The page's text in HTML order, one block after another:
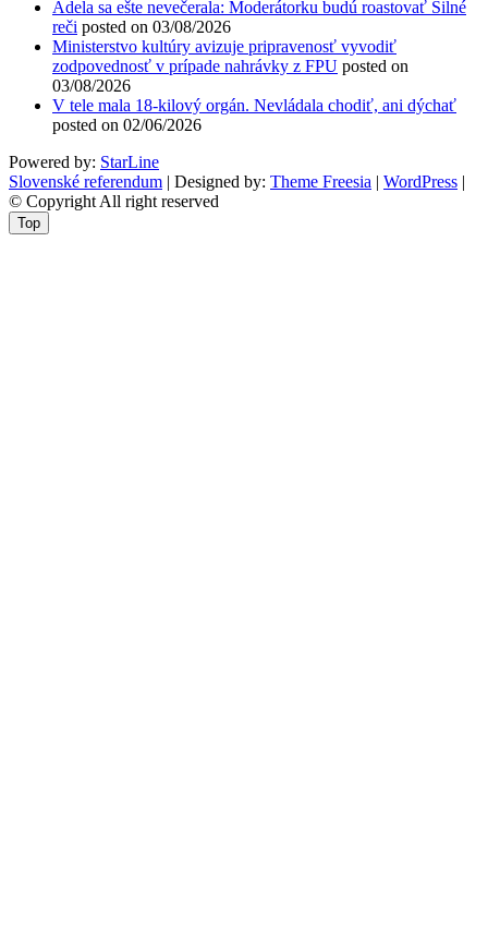
Adela sa ešte nevečerala: Moderátorku budú roastovať Silné
reči posted on 03/08/2026
Ministerstvo kultúry avizuje pripravenosť vyvodiť
zodpovednosť v prípade nahrávky z FPU posted on
03/08/2026
V tele mala 18-kilový orgán. Nevládala chodiť, ani dýchať
posted on 02/06/2026
Powered by: StarLine
Slovenské referendum | Designed by: Theme Freesia | WordPress |
© Copyright All right reserved
Top